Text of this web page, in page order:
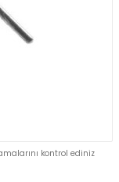
kontrol ediniz